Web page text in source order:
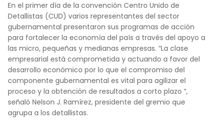
En el primer día de la convención Centro Unido de
Detallistas (CUD) varios representantes del sector
gubernamental presentaron sus programas de acción
para fortalecer la economía del país a través del apoyo a
las micro, pequeñas y medianas empresas. “La clase
empresarial está comprometida y actuando a favor del
desarrollo económico por lo que el compromiso del
componente gubernamental es vital para agilizar el
proceso y la obtención de resultados a corto plazo ”,
señaló Nelson J. Ramírez, presidente del gremio que
agrupa a los detallistas.